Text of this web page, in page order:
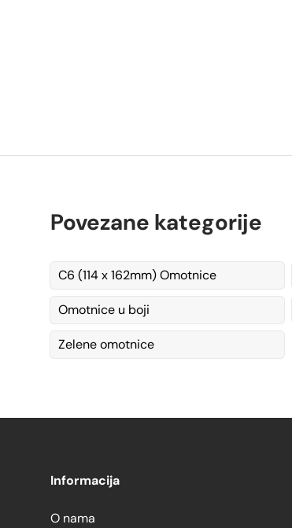
Povezane kategorije
C6 (114 x 162mm) Omotnice
Omotnice u boji
Zelene omotnice
Informacija
O nama